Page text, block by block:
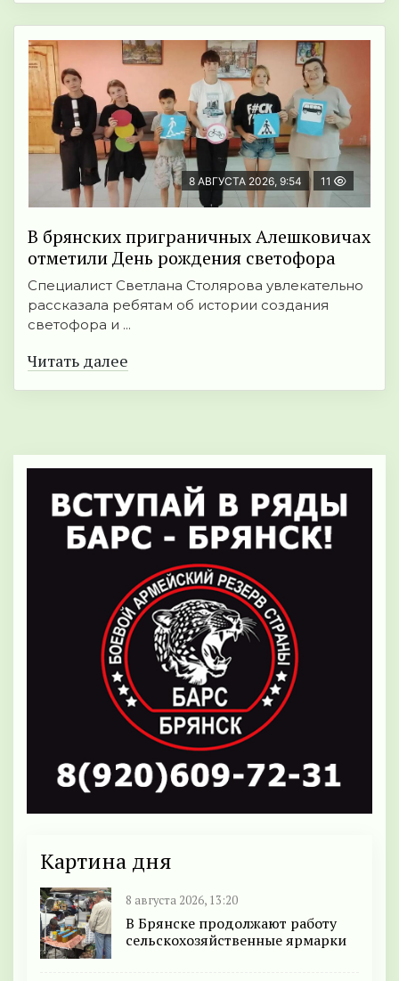
8 АВГУСТА 2026, 9:54 11
В брянских приграничных Алешковичах
отметили День рождения светофора
Специалист Светлана Столярова увлекательно
рассказала ребятам об истории создания
светофора и ...
Читать далее
Картина дня
8 августа 2026, 13:20
В Брянске продолжают работу
сельскохозяйственные ярмарки